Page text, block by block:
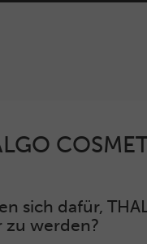
sich dafür,
zu werden?